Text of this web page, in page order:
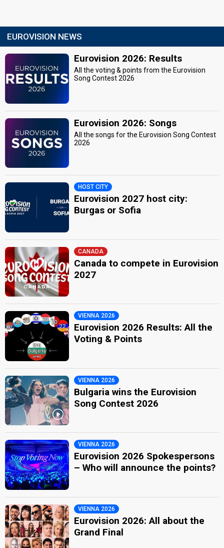
EUROVISION NEWS
Eurovision 2026: Results
All the voting & points from the Eurovision
Song Contest 2026
Eurovision 2026: Songs
All the songs for the Eurovision Song Contest
2026
HOST CITY
Eurovision 2027 host city:
Burgas or Sofia
CANADA
Canada to compete in Eurovision
2027
VIENNA 2026
Eurovision 2026 Results: All the
Voting & Points
VIENNA 2026
Bulgaria wins the Eurovision
Song Contest 2026
VIENNA 2026
Eurovision 2026 Spokespersons
– Who will announce the points?
VIENNA 2026
Eurovision 2026: All about the
Grand Final